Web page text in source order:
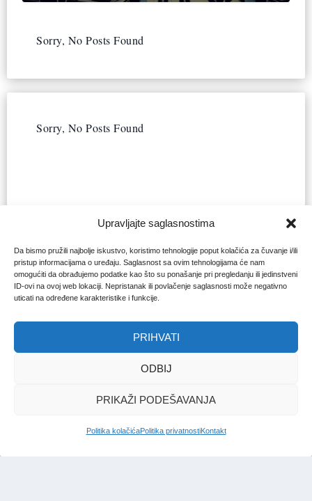
Upravljajte saglasnostima
Da bismo pružili najbolje iskustvo, koristimo tehnologije poput kolačića za čuvanje i/ili
pristup informacijama o uređaju. Saglasnost sa ovim tehnologijama će nam
omogućiti da obrađujemo podatke kao što su ponašanje pri pregledanju ili jedinstveni
ID-ovi na ovoj web lokaciji. Nepristanak ili povlačenje saglasnosti može negativno
uticati na određene karakteristike i funkcije.
PRIHVATI
ODBIJ
PRIKAŽI PODEŠAVANJA
Politika kolačićaPolitika privatnostiKontakt
Sorry, No Posts Found
Sorry, No Posts Found